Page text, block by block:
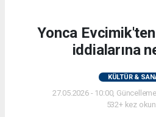
Yonca
iddialarına
KÜLTÜR &
27.05.2026 - 10:00,
532+ kez